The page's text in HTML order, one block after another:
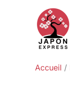
Accueil